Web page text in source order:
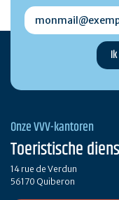
Onze VVV-kantoren
Toeristische
14 rue de Verdun
56170 Quiberon